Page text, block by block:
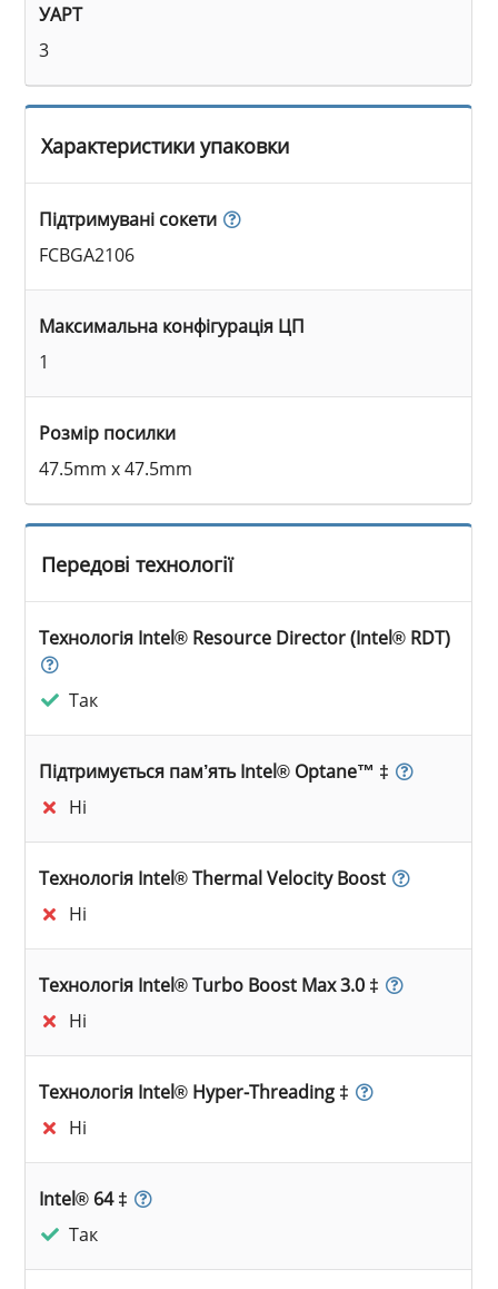
УАРТ
3
Характеристики упаковки
Підтримувані сокети
FCBGA2106
Максимальна конфігурація ЦП
1
Розмір посилки
47.5mm x 47.5mm
Передові технології
Технологія Intel® Resource Director (Intel® RDT)
Так
Підтримується пам’ять Intel® Optane™ ‡
Ні
Технологія Intel® Thermal Velocity Boost
Ні
Технологія Intel® Turbo Boost Max 3.0 ‡
Ні
Технологія Intel® Hyper-Threading ‡
Ні
Intel® 64 ‡
Так